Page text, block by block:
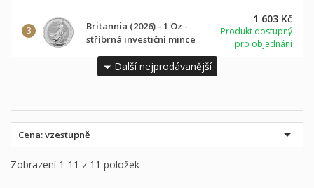
Britannia (2026) - 1 Oz -
stříbrná investiční mince
1 603 Kč
Produkt dostupný
pro objednání
Další nejprodávanější
Cena: vzestupně 
Zobrazení 1-11 z 11 položek